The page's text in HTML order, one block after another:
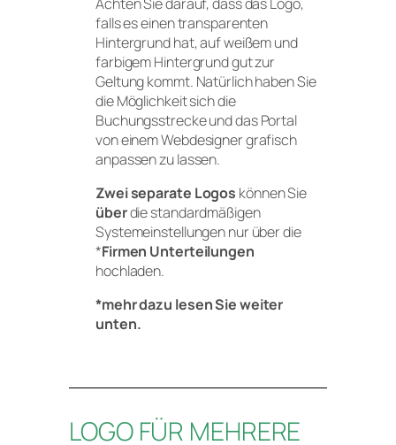
falls es einen transparenten
Hintergrund hat, auf weißem und
farbigem Hintergrund gut zur
Geltung kommt. Natürlich haben Sie
die Möglichkeit sich die
Buchungsstrecke und das Portal
von einem Webdesigner grafisch
anpassen zu lassen.
Zwei separate Logos können Sie
überdie standardmäßigen
Systemeinstellungen nur über die
*Firmen Unterteilungen
hochladen.
*mehr dazu lesen Sie weiter
unten.
LOGO FÜR MEHRERE